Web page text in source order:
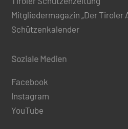
Mitgliedermagazin „Der Tiroler
Schützenkalender
Soziale Medien
Facebook
Instagram
YouTube